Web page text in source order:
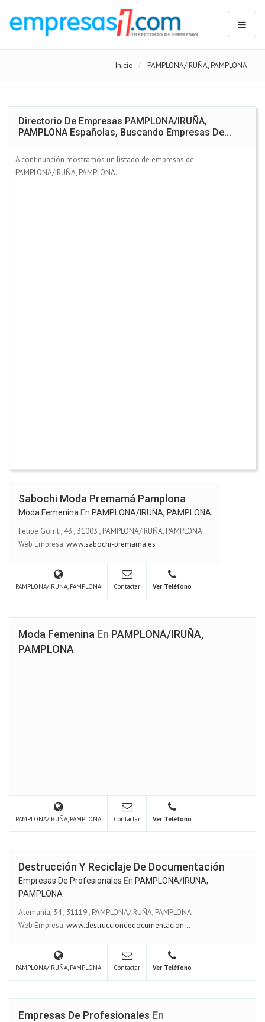
Inicio PAMPLONA/IRUÑA, PAMPLONA
Directorio De Empresas PAMPLONA/IRUÑA,
PAMPLONA Españolas, Buscando Empresas De...
A continuación mostramos un listado de empresas de
PAMPLONA/IRUÑA, PAMPLONA.
Sabochi Moda Premamá Pamplona
Moda Femenina En PAMPLONA/IRUÑA, PAMPLONA
Felipe Gorriti, 43 , 31003 , PAMPLONA/IRUÑA, PAMPLONA
Web Empresa:www.sabochi-premama.es
PAMPLONA/IRUÑA, PAMPLONA Contactar Ver Teléfono
Moda Femenina En PAMPLONA/IRUÑA,
PAMPLONA
PAMPLONA/IRUÑA, PAMPLONA Contactar Ver Teléfono
Destrucción Y Reciclaje De Documentación
Empresas De Profesionales En PAMPLONA/IRUÑA,
PAMPLONA
Alemania, 34, 31119, PAMPLONA/IRUÑA, PAMPLONA
Web Empresa:www.destrucciondedocumentacion...
PAMPLONA/IRUÑA, PAMPLONA Contactar Ver Teléfono
Empresas De Profesionales En